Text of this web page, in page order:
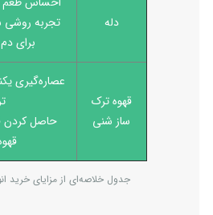
دله
تجربه روشی
برای
قهوه ترک
ساز شنی
عصاره‌گیری
حاصل کردن
جدول خلاصه‌ای از مزایای خرید